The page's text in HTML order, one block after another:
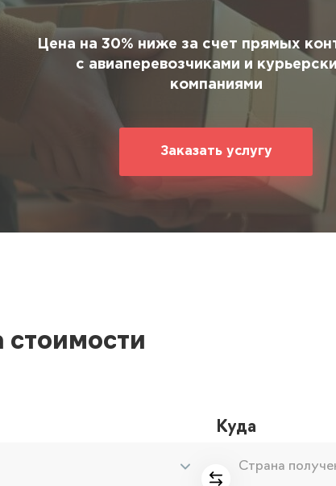
Цена на 30% ниже за счет прямых
с авиаперевозчиками и
компаниями
Заказать услугу
стоимости
Куда
Страна